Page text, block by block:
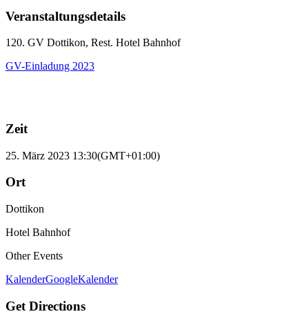
Veranstaltungsdetails
120. GV Dottikon, Rest. Hotel Bahnhof
GV-Einladung 2023
Zeit
25. März 2023 13:30(GMT+01:00)
Ort
Dottikon
Hotel Bahnhof
Other Events
KalenderGoogleKalender
Get Directions